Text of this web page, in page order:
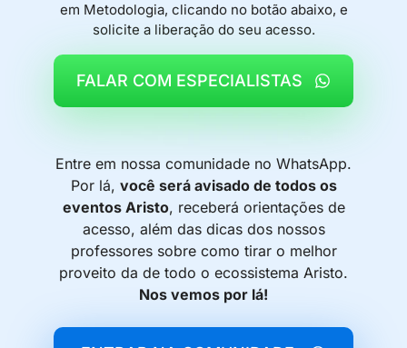
em Metodologia, clicando no botão abaixo, e
solicite a liberação do seu acesso.
FALAR COM ESPECIALISTAS
Entre em nossa comunidade no WhatsApp.
Por lá, você será avisado de todos os
eventos Aristo, receberá orientações de
acesso, além das dicas dos nossos
professores sobre como tirar o melhor
proveito da de todo o ecossistema Aristo.
Nos vemos por lá!